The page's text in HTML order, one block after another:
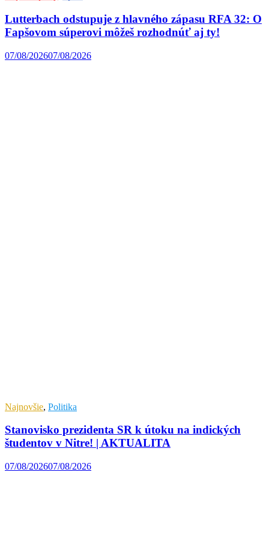
Lutterbach odstupuje z hlavného zápasu RFA 32: O
Fapšovom súperovi môžeš rozhodnúť aj ty!
07/08/202607/08/2026
Najnovšie, Politika
Stanovisko prezidenta SR k útoku na indických
študentov v Nitre! | AKTUALITA
07/08/202607/08/2026